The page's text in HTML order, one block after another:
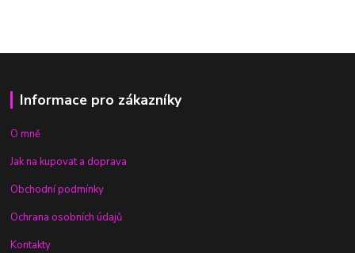
Informace pro zákazníky
O mně
Jak na kupovat a doprava
Obchodní podmínky
Ochrana osobních údajů
Kontakty